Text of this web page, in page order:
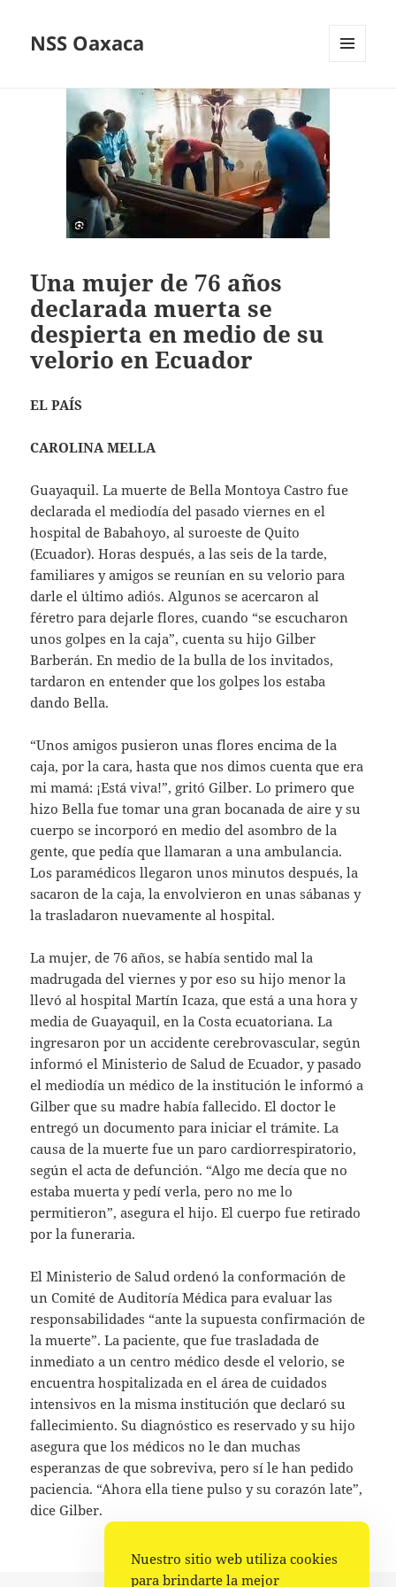
NSS Oaxaca
Una mujer de 76 años
declarada muerta se
despierta en medio de su
velorio en Ecuador
EL PAÍS
CAROLINA MELLA
Guayaquil. La muerte de Bella Montoya Castro fue
declarada el mediodía del pasado viernes en el
hospital de Babahoyo, al suroeste de Quito
(Ecuador). Horas después, a las seis de la tarde,
familiares y amigos se reunían en su velorio para
darle el último adiós. Algunos se acercaron al
féretro para dejarle flores, cuando “se escucharon
unos golpes en la caja”, cuenta su hijo Gilber
Barberán. En medio de la bulla de los invitados,
tardaron en entender que los golpes los estaba
dando Bella.
“Unos amigos pusieron unas flores encima de la
caja, por la cara, hasta que nos dimos cuenta que era
mi mamá: ¡Está viva!”, gritó Gilber. Lo primero que
hizo Bella fue tomar una gran bocanada de aire y su
cuerpo se incorporó en medio del asombro de la
gente, que pedía que llamaran a una ambulancia.
Los paramédicos llegaron unos minutos después, la
sacaron de la caja, la envolvieron en unas sábanas y
la trasladaron nuevamente al hospital.
La mujer, de 76 años, se había sentido mal la
madrugada del viernes y por eso su hijo menor la
llevó al hospital Martín Icaza, que está a una hora y
media de Guayaquil, en la Costa ecuatoriana. La
ingresaron por un accidente cerebrovascular, según
informó el Ministerio de Salud de Ecuador, y pasado
el mediodía un médico de la institución le informó a
Gilber que su madre había fallecido. El doctor le
entregó un documento para iniciar el trámite. La
causa de la muerte fue un paro cardiorrespiratorio,
según el acta de defunción. “Algo me decía que no
estaba muerta y pedí verla, pero no me lo
permitieron”, asegura el hijo. El cuerpo fue retirado
por la funeraria.
El Ministerio de Salud ordenó la conformación de
un Comité de Auditoría Médica para evaluar las
responsabilidades “ante la supuesta confirmación de
la muerte”. La paciente, que fue trasladada de
inmediato a un centro médico desde el velorio, se
encuentra hospitalizada en el área de cuidados
intensivos en la misma institución que declaró su
fallecimiento. Su diagnóstico es reservado y su hijo
asegura que los médicos no le dan muchas
esperanzas de que sobreviva, pero sí le han pedido
paciencia. “Ahora ella tiene pulso y su corazón late”,
dice Gilber.
Nuestro sitio web utiliza cookies
para brindarte la mejor